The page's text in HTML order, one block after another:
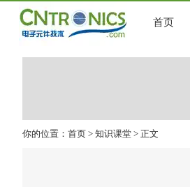
首页
你的位置： 首页 > 知识课堂 > 正文